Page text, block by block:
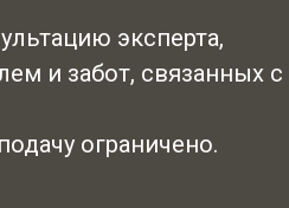
эксперта,
и забот, связанных с
ограничено.